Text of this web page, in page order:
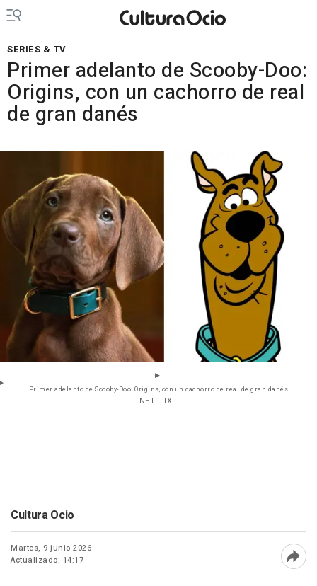
SERIES & TV
Primer adelanto de Scooby-Doo:
Origins, con un cachorro de real
de gran danés
Primer adelanto de Scooby-Doo: Origins, con un cachorro de real de gran danés
- NETFLIX
Cultura Ocio
Martes, 9 junio 2026
Actualizado: 14:17